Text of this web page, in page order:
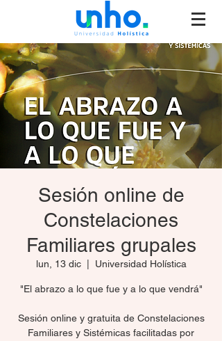
Sesión online de
Constelaciones
Familiares grupales
lun, 13 dic
  |
Universidad Holística
"El abrazo a lo que fue y a lo que vendrá"
Sesión online y gratuita de Constelaciones
Familiares y Sistémicas facilitadas por